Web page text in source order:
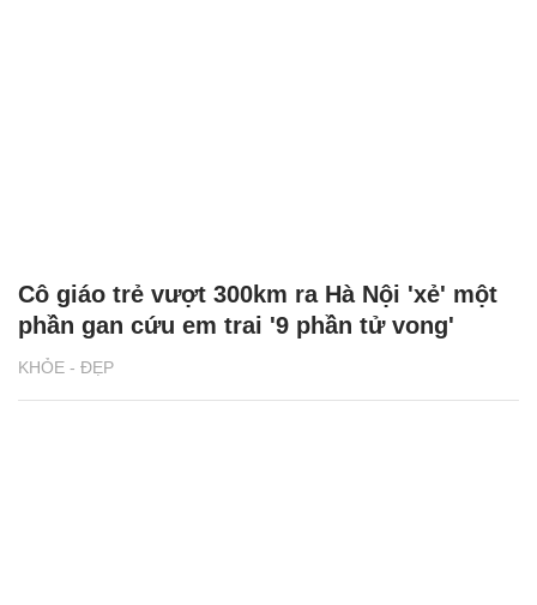
KHỎE - ĐẸP
Cô giáo trẻ vượt 300km ra Hà Nội 'xẻ' một
phần gan cứu em trai '9 phần tử vong'